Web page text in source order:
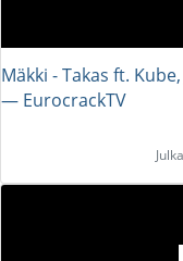
Mäkki - Takas ft. Kube,
― EurocrackTV